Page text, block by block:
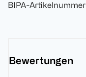
BIPA-Artikelnummer
Bewertungen